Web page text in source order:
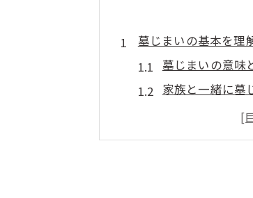
墓じまいの基本を理
墓じまいの意味
家族と一緒に墓
文化的背景と墓
家族会議で墓じ